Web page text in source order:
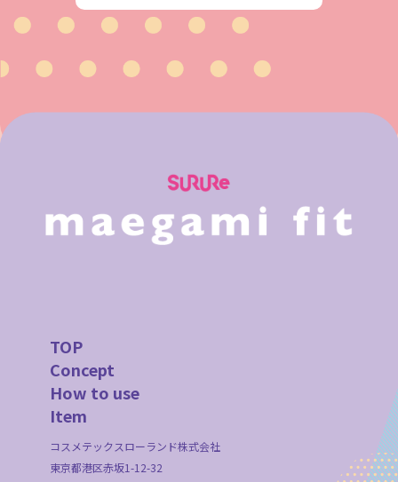
TOP
Concept
How to use
Item
コスメテックスローランド株式会社
東京都港区赤坂1-12-32